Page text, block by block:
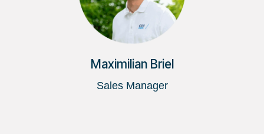
Maximilian Briel
Sales Manager